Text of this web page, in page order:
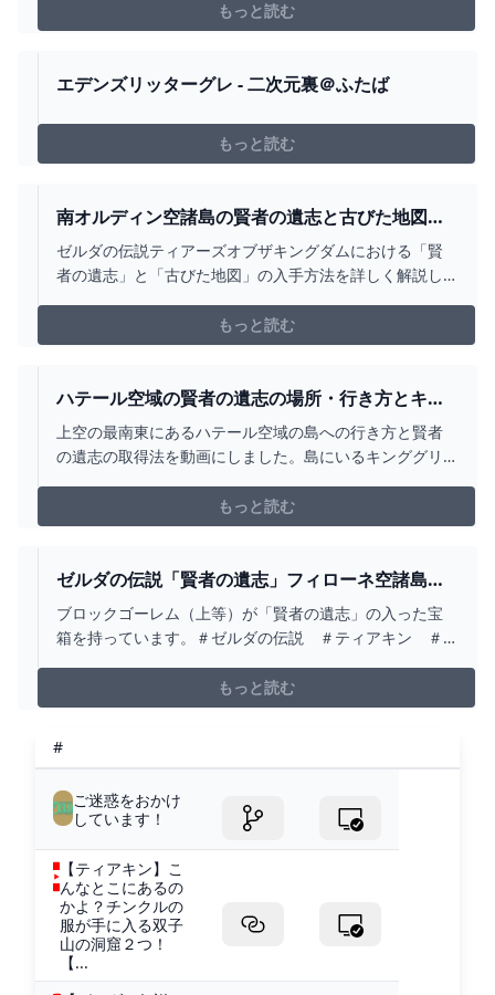
説 #ティアーズオブザキングダムコログの実 全58か所 -
空 https://youtu.be/Sav1ow1H...
もっと読む
エデンズリッターグレ - 二次元裏＠ふたば
もっと読む
南オルディン空諸島の賢者の遺志と古びた地図の
入手法【ティアキン攻略】 - YOUTUBE
ゼルダの伝説ティアーズオブザキングダムにおける「賢
者の遺志」と「古びた地図」の入手方法を詳しく解説し
島に隠されています。オルディン峡谷から始まります
が、その行き方にはやや難解な要素も含まれます。しか
紹介しています。...
もっと読む
ハテール空域の賢者の遺志の場所・行き方とキン
ググリオーク攻略！【ティアキン】 - YOUTUBE
上空の最南東にあるハテール空域の島への行き方と賢者
の遺志の取得法を動画にしました。島にいるキンググリ
ググリオークの最後のヤバい攻撃を体験してみました。
正攻法でも雷耐性があると、難易度が下がります。--------
もっと読む
ゼルダの伝説「賢者の遺志」フィローネ空諸島の
ブロックゴーレム持つ - YOUTUBE
ブロックゴーレム（上等）が「賢者の遺志」の入った宝
箱を持っています。＃ゼルダの伝説 ＃ティアキン ＃
もっと読む
#
ご迷惑をおかけ
しています！
【ティアキン】こ
んなとこにあるの
かよ？チンクルの
服が手に入る双子
山の洞窟２つ！
【...